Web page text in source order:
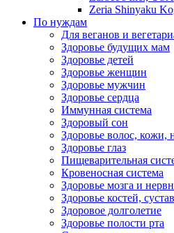
Zeria Shinyaku
По нуждам
Для веганов и
Здоровье будущих мам
Здоровье детей
Здоровье женщин
Здоровье мужчин
Здоровье сердца
Иммунная система
Здоровый сон
Здоровье волос, кожи,
Здоровье глаз
Пищеварительная
Кровеносная система
Здоровье мозга и
Здоровье костей,
Здоровое долголетие
Здоровье полости рта